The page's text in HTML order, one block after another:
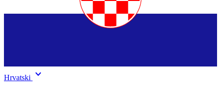
Hrvatski keyboard_arrow_down